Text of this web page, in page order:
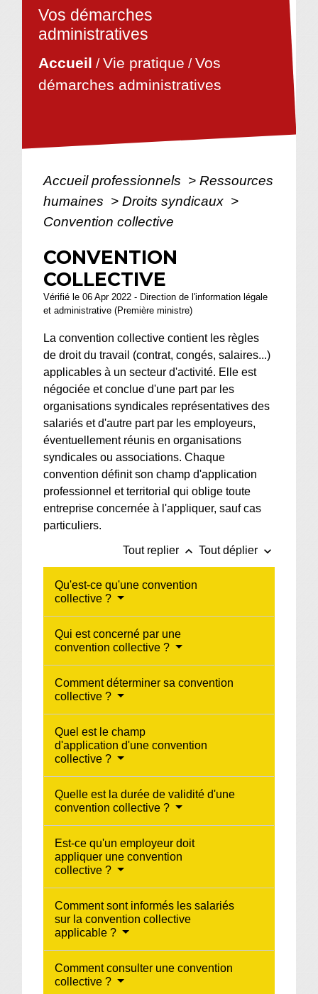
Vos démarches
administratives
Accueil /Vie pratique /Vos
démarches administratives
Accueil professionnels > Ressources
humaines > Droits syndicaux >
Convention collective
CONVENTION
COLLECTIVE
Vérifié le 06 Apr 2022 - Direction de l'information légale
et administrative (Première ministre)
La convention collective contient les règles
de droit du travail (contrat, congés, salaires...)
applicables à un secteur d'activité. Elle est
négociée et conclue d'une part par les
organisations syndicales représentatives des
salariés et d'autre part par les employeurs,
éventuellement réunis en organisations
syndicales ou associations. Chaque
convention définit son champ d'application
professionnel et territorial qui oblige toute
entreprise concernée à l'appliquer, sauf cas
particuliers.
Tout replier keyboard_arrow_up Tout déplier keyboard_arrow_down
Qu'est-ce qu'une convention
collective ?
Qui est concerné par une
convention collective ?
Comment déterminer sa convention
collective ?
Quel est le champ
d'application d'une convention
collective ?
Quelle est la durée de validité d'une
convention collective ?
Est-ce qu'un employeur doit
appliquer une convention
collective ?
Comment sont informés les salariés
sur la convention collective
applicable ?
Comment consulter une convention
collective ?